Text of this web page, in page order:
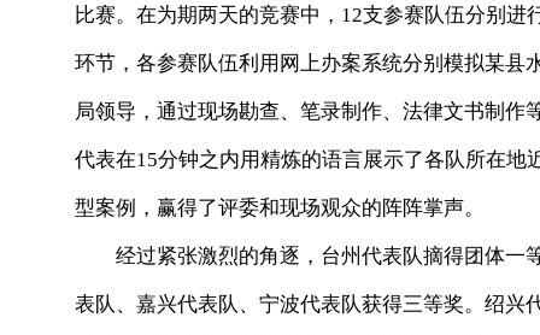
比赛。在为期两天的竞赛中，12支参赛队伍分别
环节，各参赛队伍利用网上办案系统分别模拟某
局领导，通过现场勘查、笔录制作、法律文书制
代表在15分钟之内用精炼的语言展示了各队所在
型案例，赢得了评委和现场观众的阵阵掌声。
经过紧张激烈的角逐，台州代表队摘得团体一
表队、嘉兴代表队、宁波代表队获得三等奖。绍